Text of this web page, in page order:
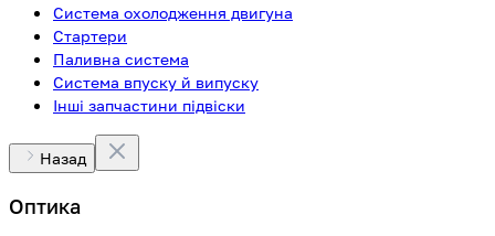
Система охолодження двигуна
Стартери
Паливна система
Система впуску й випуску
Інші запчастини підвіски
Назад
Оптика